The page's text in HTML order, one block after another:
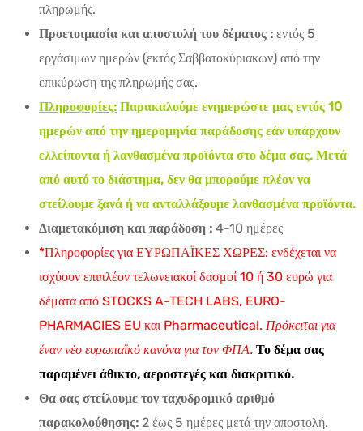
πληρωμής.
Προετοιμασία και αποστολή του δέματος : εντός 5
εργάσιμων ημερών (εκτός Σαββατοκύριακων) από την
επικύρωση της πληρωμής σας.
Πληροφορίες: Παρακαλούμε ενημερώστε μας εντός 10
ημερών από την ημερομηνία παράδοσης εάν υπάρχουν
ελλείποντα ή λανθασμένα προϊόντα στο δέμα σας. Μετά
από αυτό το διάστημα, δεν θα μπορούμε πλέον να
στείλουμε ξανά ή να ανταλλάξουμε λανθασμένα προϊόντα.
Διαμετακόμιση και παράδοση : 4-10 ημέρες
*Πληροφορίες για ΕΥΡΩΠΑΪΚΕΣ ΧΩΡΕΣ: ενδέχεται να
ισχύουν επιπλέον τελωνειακοί δασμοί 10 ή 30 ευρώ για
δέματα από STOCKS A-TECH LABS, EURO-
PHARMACIES EU και Pharmaceutical. Πρόκειται για
έναν νέο ευρωπαϊκό κανόνα για τον ΦΠΑ. Το δέμα σας
παραμένει άθικτο, αεροστεγές και διακριτικό.
Θα σας στείλουμε τον ταχυδρομικό αριθμό
παρακολούθησης: 2 έως 5 ημέρες μετά την αποστολή.